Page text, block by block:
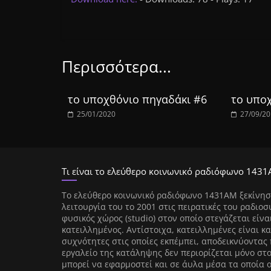
Περισσότερα...
το υποχθόνιο πηγαδάκι #6
25/01/2020
το
27/09/
Τι είναι το ελεύθερο κοινωνικό ραδιόφωνο
Tο ελεύθερο κοινωνικό ραδιόφωνο 1431AM
λειτουργία του το 2001 στις πειρατικές του
φυσικός χώρος (studio) στον οποίο στεγάζεται
κατειλλημένος. Αντίστοιχα, κατειλλημένες είναι
συχνότητες στις οποίες εκπέμπει,
εργαλείο της κατάληψης δεν περιορίζεται μόνο
μπορεί να εφαρμοστεί και σε άυλα μέσα τα οποία